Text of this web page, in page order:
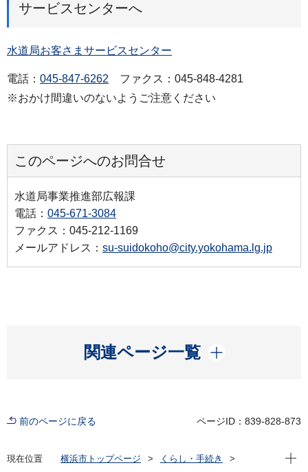
サービスセンターへ
水道局お客さまサービスセンター
電話： 045-847-6262 ファクス：045-848-4281
※おかけ間違いのないようご注意ください
このページへのお問合せ
水道局事業推進部広報課
電話： 045-671-3084
ファクス：045-212-1169
メールアドレス： su-suidokoho@city.yokohama.lg.jp
関連ページ一覧
開く
前のページに戻る ページID：839-828-873
現在位置 横浜市トップページ
くらし・手続き
現在